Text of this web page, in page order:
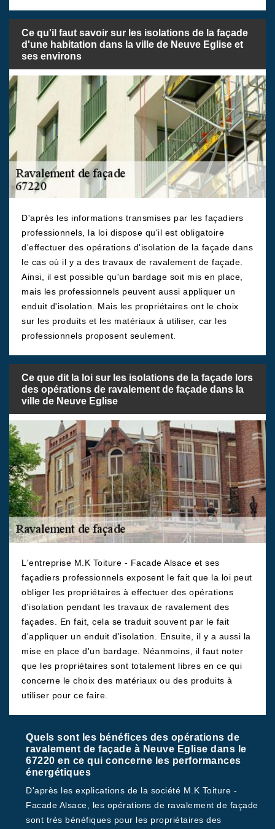
Ce qu'il faut savoir sur les isolations de la façade
d'une habitation dans la ville de Neuve Eglise et
ses environs
D'après les informations transmises par les façadiers
professionnels, la loi dispose qu'il est obligatoire
d'effectuer des opérations d'isolation de la façade dans
le cas où il y a des travaux de ravalement de façade.
Ainsi, il est possible qu'un bardage soit mis en place,
mais les professionnels peuvent aussi appliquer un
enduit d'isolation. Mais les propriétaires ont le choix
sur les produits et les matériaux à utiliser, car les
professionnels proposent seulement.
Ce que dit la loi sur les isolations de la façade lors
des opérations de ravalement de façade dans la
ville de Neuve Eglise
L'entreprise M.K Toiture - Facade Alsace et ses
façadiers professionnels exposent le fait que la loi peut
obliger les propriétaires à effectuer des opérations
d'isolation pendant les travaux de ravalement des
façades. En fait, cela se traduit souvent par le fait
d'appliquer un enduit d'isolation. Ensuite, il y a aussi la
mise en place d'un bardage. Néanmoins, il faut noter
que les propriétaires sont totalement libres en ce qui
concerne le choix des matériaux ou des produits à
utiliser pour ce faire.
Quels sont les bénéfices des opérations de
ravalement de façade à Neuve Eglise dans le
67220 en ce qui concerne les performances
énergétiques
D'après les explications de la société M.K Toiture -
Facade Alsace, les opérations de ravalement de façade
sont très bénéfiques pour les propriétaires des